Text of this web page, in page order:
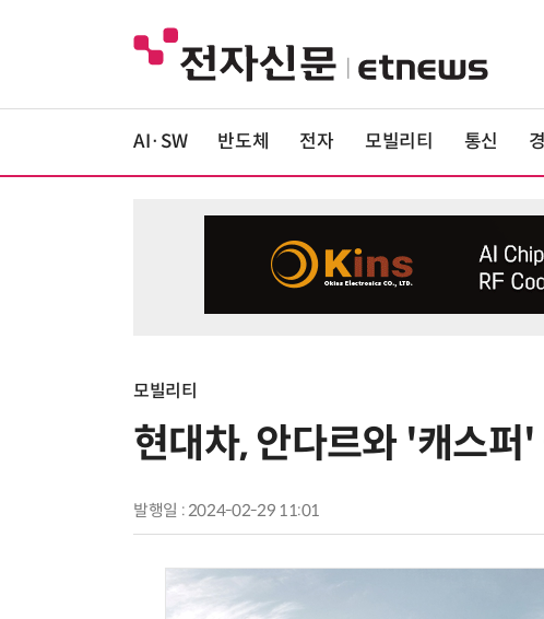
AI·SW 반도체 전자 모빌리티 통신
모빌리티
현대차, 안다르와 '캐스퍼
발행일 : 2024-02-29 11:01